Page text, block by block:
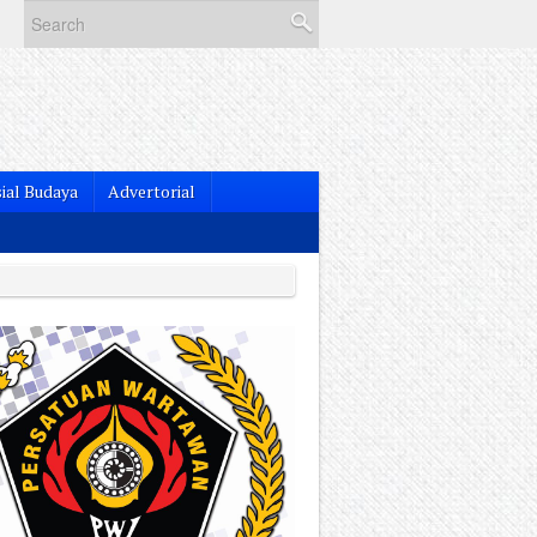
Budaya Advertorial